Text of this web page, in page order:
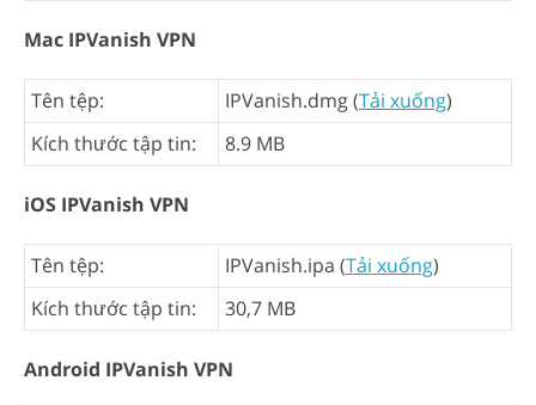
Mac IPVanish VPN
Tên tệp: IPVanish.dmg (Tải xuống)
Kích thước tập tin:
8.9 MB
iOS IPVanish VPN
Tên tệp: IPVanish.ipa (Tải xuống)
Kích thước tập tin:
30,7 MB
Android IPVanish VPN